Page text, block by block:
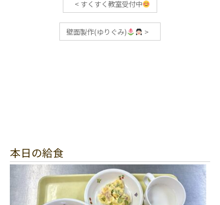
< すくすく教室受付中
壁面製作(ゆりぐみ) >
本日の給食